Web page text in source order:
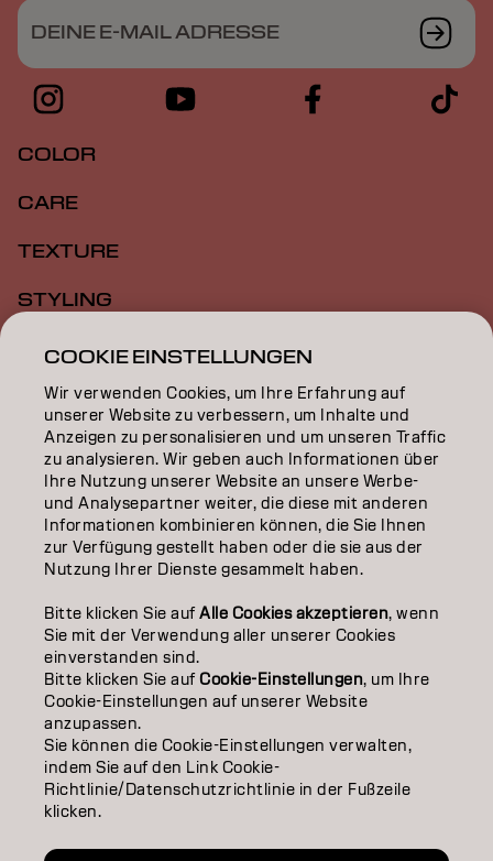
DEINE E-MAIL ADRESSE
COLOR
CARE
TEXTURE
STYLING
INSPIRATION
EDUCATION
ÜBER
SALON FINDER
PARTNER WERDEN
ImpressumDatenschutzerklärungAGBCookie Policy
NutzungsbedingungenBarrierefreiheitserklärung
DE | German
COOKIE EINSTELLUNGEN
Wir verwenden Cookies, um Ihre Erfahrung auf
unserer Website zu verbessern, um Inhalte und
Anzeigen zu personalisieren und um unseren Traffic
zu analysieren. Wir geben auch Informationen über
Ihre Nutzung unserer Website an unsere Werbe-
und Analysepartner weiter, die diese mit anderen
Informationen kombinieren können, die Sie Ihnen
zur Verfügung gestellt haben oder die sie aus der
Nutzung Ihrer Dienste gesammelt haben.
Bitte klicken Sie aufAlle Cookies akzeptieren, wenn
Sie mit der Verwendung aller unserer Cookies
einverstanden sind.
Bitte klicken Sie aufCookie-Einstellungen, um Ihre
Cookie-Einstellungen auf unserer Website
anzupassen.
Sie können die Cookie-Einstellungen verwalten,
indem Sie auf den Link Cookie-
Richtlinie/Datenschutzrichtlinie in der Fußzeile
klicken.